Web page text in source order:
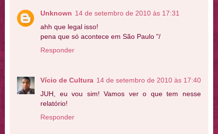
Unknown 14 de setembro de 2010 às 17:31
ahh que legal isso!
pena que só acontece em São Paulo "/
Responder
Vício de Cultura 14 de setembro de 2010 às 17:40
JUH, eu vou sim! Vamos ver o que tem nesse
relatório!
Responder